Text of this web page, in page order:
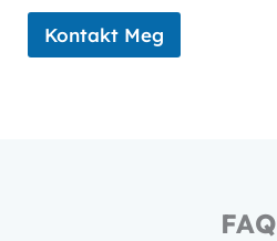
m
y
Kontakt Meg
FAQ